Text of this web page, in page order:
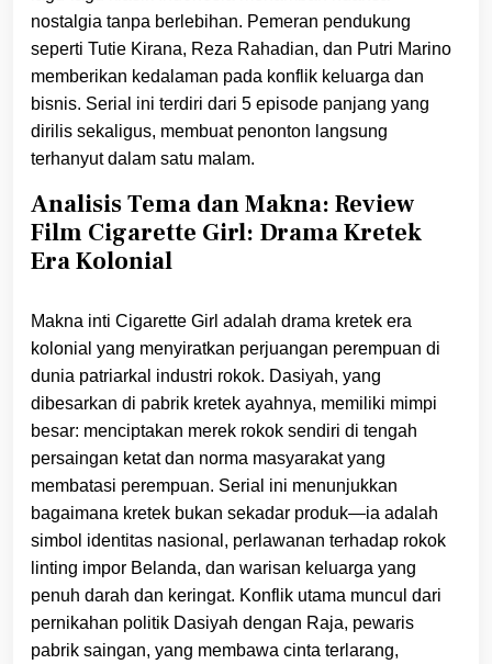
nostalgia tanpa berlebihan. Pemeran pendukung
seperti Tutie Kirana, Reza Rahadian, dan Putri Marino
memberikan kedalaman pada konflik keluarga dan
bisnis. Serial ini terdiri dari 5 episode panjang yang
dirilis sekaligus, membuat penonton langsung
terhanyut dalam satu malam.
Analisis Tema dan Makna: Review
Film Cigarette Girl: Drama Kretek
Era Kolonial
Makna inti Cigarette Girl adalah drama kretek era
kolonial yang menyiratkan perjuangan perempuan di
dunia patriarkal industri rokok. Dasiyah, yang
dibesarkan di pabrik kretek ayahnya, memiliki mimpi
besar: menciptakan merek rokok sendiri di tengah
persaingan ketat dan norma masyarakat yang
membatasi perempuan. Serial ini menunjukkan
bagaimana kretek bukan sekadar produk—ia adalah
simbol identitas nasional, perlawanan terhadap rokok
linting impor Belanda, dan warisan keluarga yang
penuh darah dan keringat. Konflik utama muncul dari
pernikahan politik Dasiyah dengan Raja, pewaris
pabrik saingan, yang membawa cinta terlarang,